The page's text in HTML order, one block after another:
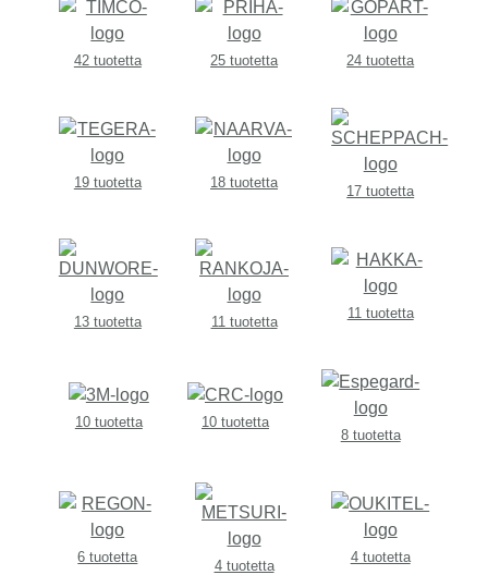
42 tuotetta 25 tuotetta 24 tuotetta
19 tuotetta 18 tuotetta
17 tuotetta
13 tuotetta 11 tuotetta
11 tuotetta
10 tuotetta
10 tuotetta
8 tuotetta
6 tuotetta
4 tuotetta
4 tuotetta